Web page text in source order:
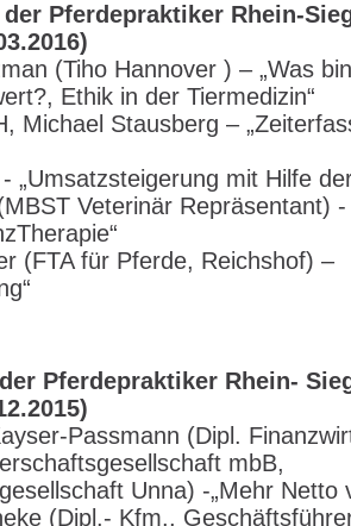
Pferdepraktiker Rhein-
(Tiho Hannover ) – „Was
Ethik in der Tiermedizin“
Michael Stausberg –
„Umsatzsteigerung mit Hilfe
Veterinär Repräsentant) -
(FTA für Pferde, Reichshof) –
Pferdepraktiker Rhein-
Passmann (Dipl.
mbB,
Unna) -„Mehr Netto
(Dipl.- Kfm.,